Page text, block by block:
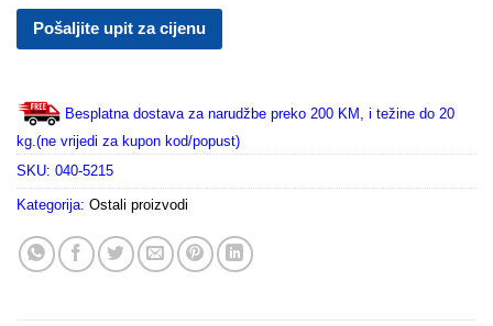
Pošaljite upit za cijenu
Besplatna dostava za narudžbe preko 200 KM, i težine do 20
kg.(ne vrijedi za kupon kod/popust)
SKU: 040-5215
Kategorija: Ostali proizvodi